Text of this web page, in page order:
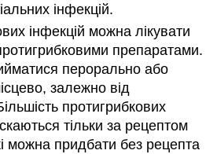
інфекцій.
інфекцій можна лікувати
препаратами.
перорально або
залежно від
протигрибкових
тільки за рецептом
можна придбати без рецепта